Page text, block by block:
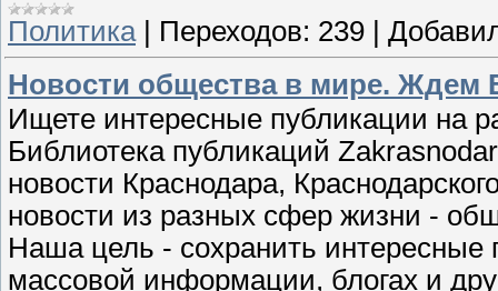
Политика| Переходов: 239
Новости общества в мире. Ждем
Ищете интересные публикации на
Библиотека публикаций
новости Краснодара,
новости из разных сфер жизни -
Наша цель - сохранить интересные
массовой информации, блогах и